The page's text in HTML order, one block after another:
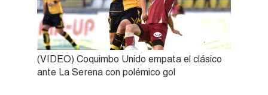
(VIDEO) Coquimbo Unido empata el clásico
ante La Serena con polémico gol